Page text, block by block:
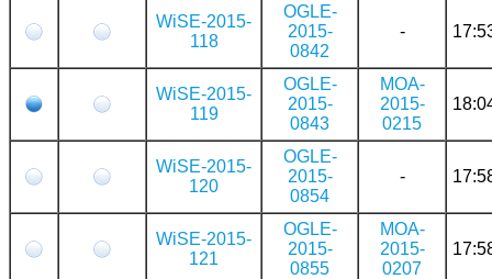
WiSE-2015-
118
OGLE-
2015-
0842
-
WiSE-2015-
119
OGLE-
2015-
0843
MOA-
2015-
0215
WiSE-2015-
120
OGLE-
2015-
0854
-
WiSE-2015-
121
OGLE-
2015-
0855
MOA-
2015-
0207